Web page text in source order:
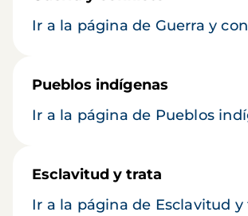
Ir a la página de Guerra y
Pueblos indígenas
Ir a la página de Pueblos
Esclavitud y trata
Ir a la página de Esclavitud y